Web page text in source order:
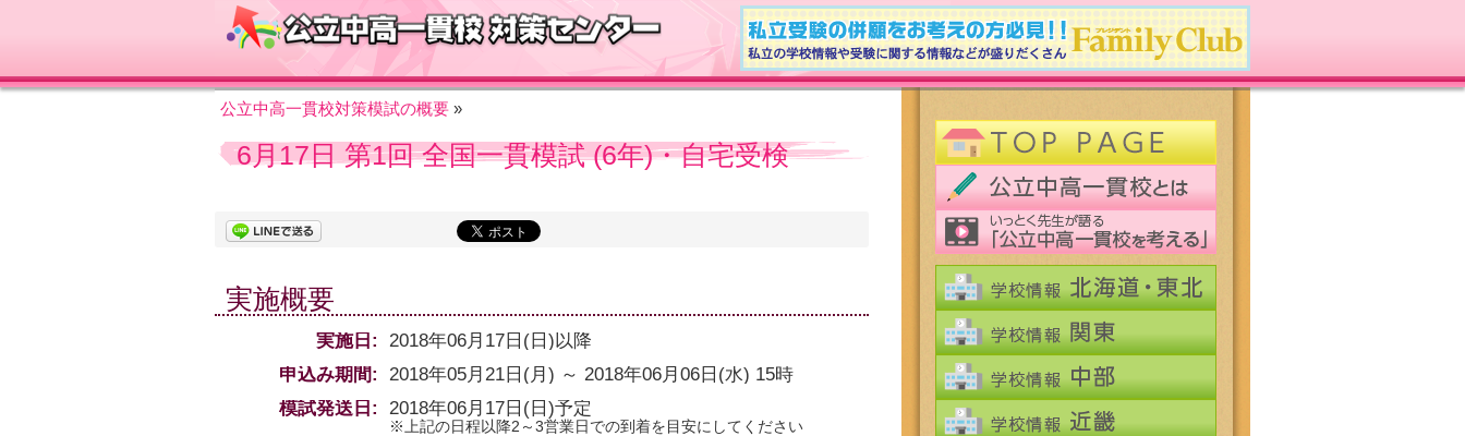
公立中高一貫校対策模試の概要 »
6月17日 第1回 全国一貫模試 (6年)・自宅受検
実施概要
実施日:
2018年06月17日(日)以降
申込み期間:
2018年05月21日(月) ～ 2018年06月06日(水) 15時
模試発送日:
2018年06月17日(日)予定
※上記の日程以降2～3営業日での到着を目安にしてください